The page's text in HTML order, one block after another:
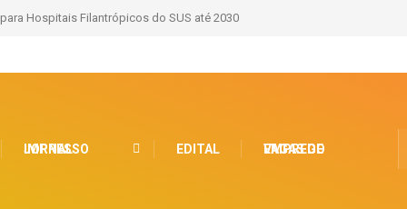
Hospitais Filantrópicos do SUS até 2030
JORNAL IMPRESSO EDITAL VAGAS DE EMPREGO